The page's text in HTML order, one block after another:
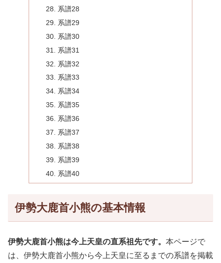
系譜28
系譜29
系譜30
系譜31
系譜32
系譜33
系譜34
系譜35
系譜36
系譜37
系譜38
系譜39
系譜40
伊勢大鹿首小熊の基本情報
伊勢大鹿首小熊は今上天皇の直系祖先です。 本ページで
は、伊勢大鹿首小熊から今上天皇に至るまでの系譜を掲載